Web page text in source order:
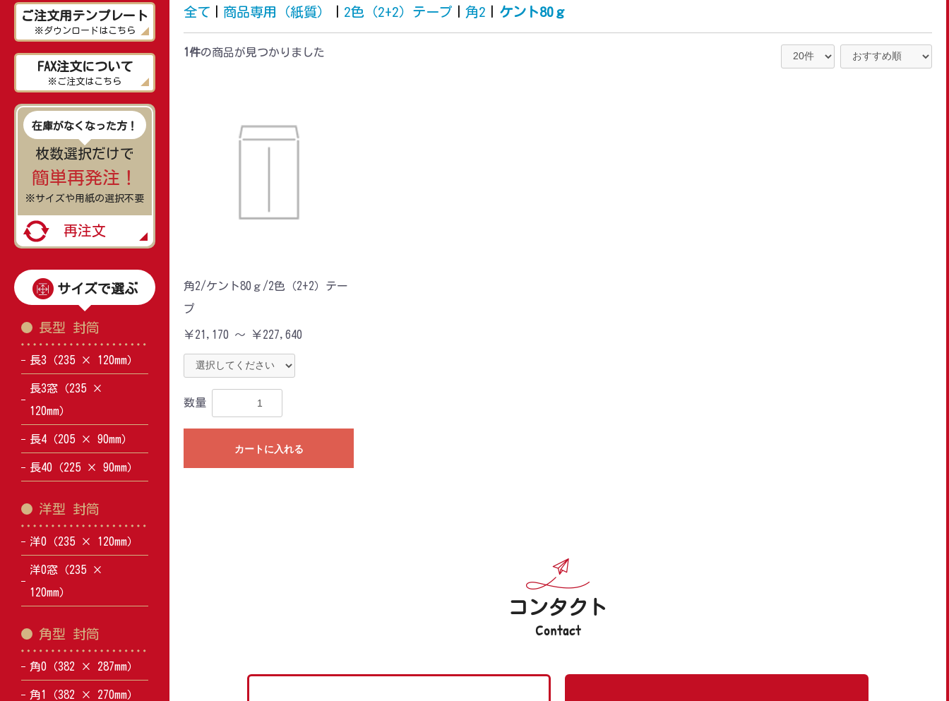
ご注文用テンプレート
※ダウンロードはこちら
FAX注文について
※ご注文はこちら
在庫がなくなった方！
枚数選択だけで
簡単再発注！
※サイズや用紙の選択不要
再注文
サイズで選ぶ
長型 封筒
長3（235 × 120mm）
長3窓（235 ×
120mm）
長4（205 × 90mm）
長40（225 × 90mm）
洋型 封筒
洋0（235 × 120mm）
洋0窓（235 ×
120mm）
角型 封筒
角0（382 × 287mm）
角1（382 × 270mm）
全て 商品専用（紙質） 2色（2+2）テープ 角2 ケント80ｇ
1件の商品が見つかりました
角2/ケント80ｇ/2色（2+2）テー
プ
￥21,170 ～ ￥227,640
数量
カートに入れる
コンタクト
Contact